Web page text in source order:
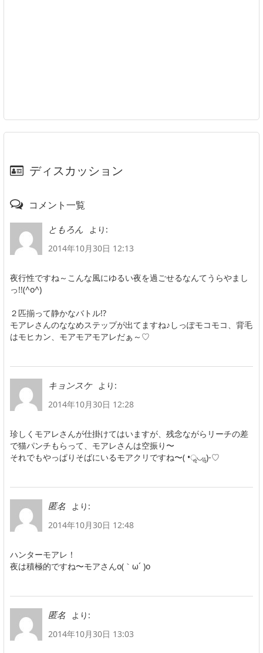
ディスカッション
コメント一覧
ともろん
より:
2014年10月30日 12:13
夜行性ですね～こんな風にゆるい夜を過ごせるなんてうらやまし
っ!!(^o^)
２匹揃って静かなバトル!?
モアレさんのななめステップが出てますね♪しっぽモコモコ、背毛
はモヒカン、モアモアモアレだぁ～♡
キョンスケ
より:
2014年10月30日 12:28
珍しくモアレさんが仕掛けてはいますが、残念ながらリーチの差
で猫パンチもらって、モアレさんは空振り〜
それでもやっぱりそばにいるモアクリですね〜( •ॢ◡-ॢ)-♡
匿名
より:
2014年10月30日 12:48
ハンターモアレ！
夜は積極的ですね〜モアさんo(｀ω´ )o
匿名
より:
2014年10月30日 13:03